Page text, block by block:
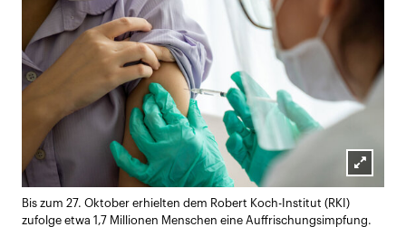
Lightbox
öffnen
Bis zum 27. Oktober erhielten dem Robert Koch-Institut (RKI)
zufolge etwa 1,7 Millionen Menschen eine Auffrischungsimpfung.